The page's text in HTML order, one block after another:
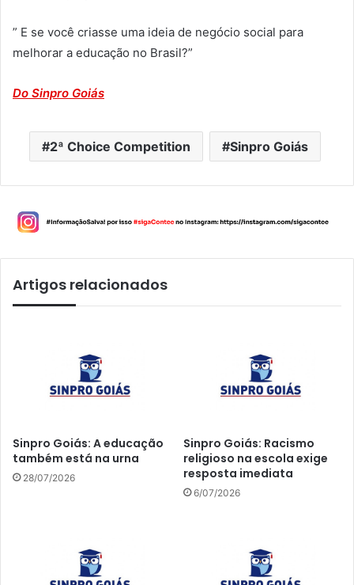
” E se você criasse uma ideia de negócio social para
melhorar a educação no Brasil?”
Do Sinpro Goiás
2ª Choice Competition Sinpro Goiás
Artigos relacionados
Sinpro Goiás: A educação
também está na urna
28/07/2026
Sinpro Goiás: Racismo
religioso na escola exige
resposta imediata
6/07/2026